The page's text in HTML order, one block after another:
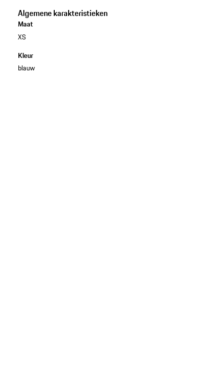
Algemene karakteristieken
Maat
XS
Kleur
blauw